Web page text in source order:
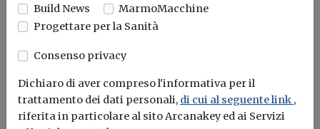
a) inviarne copia al Comune, tramite
PEC;
b) inviarne copia al GSE per la richiesta
del servizio di ritiro dell’energia elettrica
immessa in rete da parte del GSE ovvero
Build News
MarmoMacchine
Progettare per la Sanità
Consenso privacy
Dichiaro di aver compreso l'informativa per il
trattamento dei dati personali, di cui al seguente link ,
riferita in particolare al sito Arcanakey ed ai Servizi